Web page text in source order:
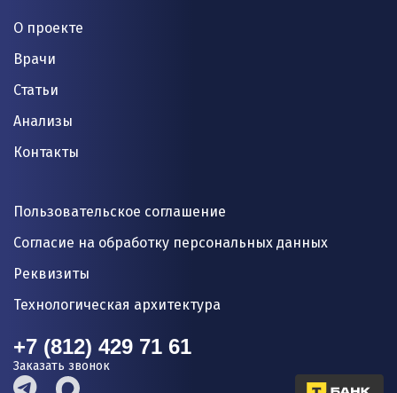
О проекте
Врачи
Статьи
Анализы
Контакты
Пользовательское соглашение
Согласие на обработку персональных данных
Реквизиты
Технологическая архитектура
+7 (812) 429 71 61
Заказать звонок